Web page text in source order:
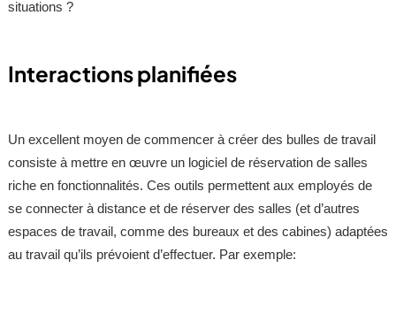
situations ?
Interactions planifiées
Un excellent moyen de commencer à créer des bulles de travail
consiste à mettre en œuvre un logiciel de réservation de salles
riche en fonctionnalités. Ces outils permettent aux employés de
se connecter à distance et de réserver des salles (et d’autres
espaces de travail, comme des bureaux et des cabines) adaptées
au travail qu’ils prévoient d’effectuer. Par exemple: